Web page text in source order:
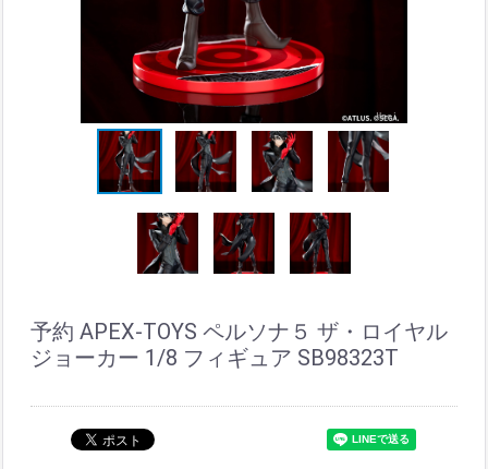
予約 APEX-TOYS ペルソナ５ ザ・ロイヤル
ジョーカー 1/8 フィギュア SB98323T